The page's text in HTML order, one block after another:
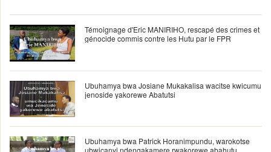
Témoignage d'Eric MANIRIHO, rescapé des crimes et
génocide commis contre les Hutu par le FPR
Ubuhamya bwa Josiane Mukakalisa wacitse kwicumu
jenoside yakorewe Abatutsi
Ubuhamya bwa Patrick Horanimpundu, warokotse